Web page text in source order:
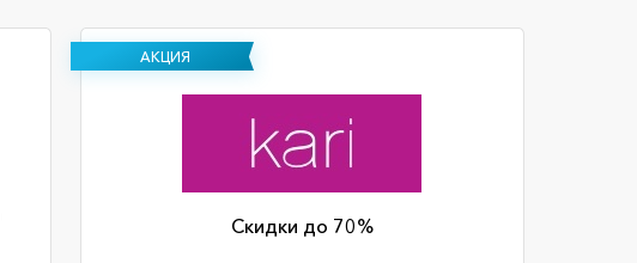
АКЦИЯ
Скидки до 70%